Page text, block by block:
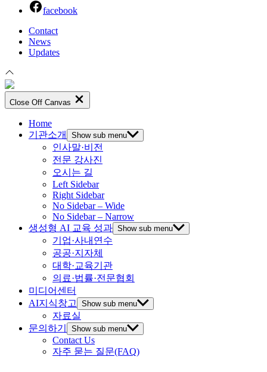
facebook
Contact
News
Updates
Close Off Canvas
Home
기관소개
Show sub menu
인사말·비전
전문 강사진
오시는 길
Left Sidebar
Right Sidebar
No Sidebar – Wide
No Sidebar – Narrow
생성형 AI 교육 성과 Show sub menu
기업·사내연수
공공·지자체
대학·교육기관
의료·법률·전문협회
미디어센터
AI지식창고
Show sub menu
자료실
문의하기
Show sub menu
Contact Us
자주 묻는 질문(FAQ)